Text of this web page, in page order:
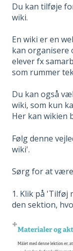
Du kan tilføje
wiki.
En wiki er en
kan organisere
elever fx
som rummer
Du kan også
wiki, som kun
Her kan wikien
Følg denne
wiki'.
Sørg for at
1. Klik på 'Tilføj
den sektion,